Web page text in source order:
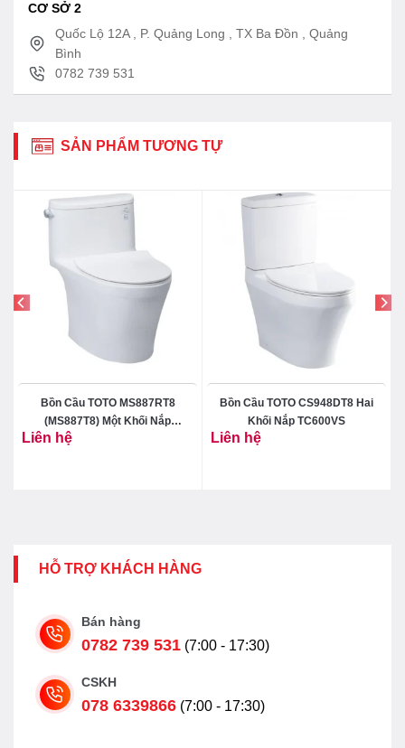
CƠ SỞ 2
Quốc Lộ 12A , P. Quảng Long , TX Ba Đồn , Quảng
Bình
0782 739 531
SẢN PHẨM TƯƠNG TỰ
Bồn Cầu TOTO MS887RT8
(MS887T8) Một Khối Nắp
Liên hệ
Bồn Cầu TOTO CS948DT8 Hai
Khối Nắp TC600VS
Liên hệ
HỖ TRỢ KHÁCH HÀNG
Bán hàng
0782 739 531 (7:00 - 17:30)
CSKH
078 6339866 (7:00 - 17:30)